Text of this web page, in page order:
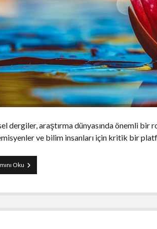
dergiler, araştırma dünyasında önemli bir
ve bilim insanları için kritik bir
Oku Bilimsel
dergilerin
bir
pazarlanması